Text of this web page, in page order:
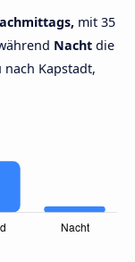
mit 35
Nacht die
Kapstadt,